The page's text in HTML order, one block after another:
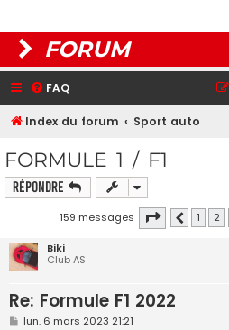
FORUM
FAQ
Index du forum Sport auto
FORMULE 1 / F1
Répondre
159 messages Page sur7
Précédente
1 2
Biki
Club AS
Re: Formule F1 2022
M
lun. 6 mars 2023 21:21